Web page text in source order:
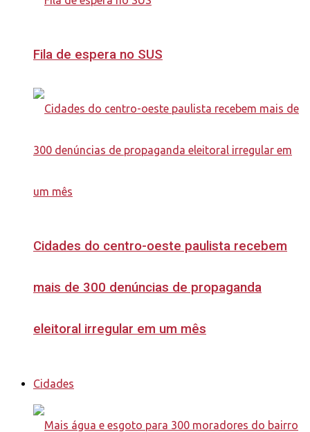
Fila de espera no SUS
Cidades do centro-oeste paulista recebem
mais de 300 denúncias de propaganda
eleitoral irregular em um mês
Cidades